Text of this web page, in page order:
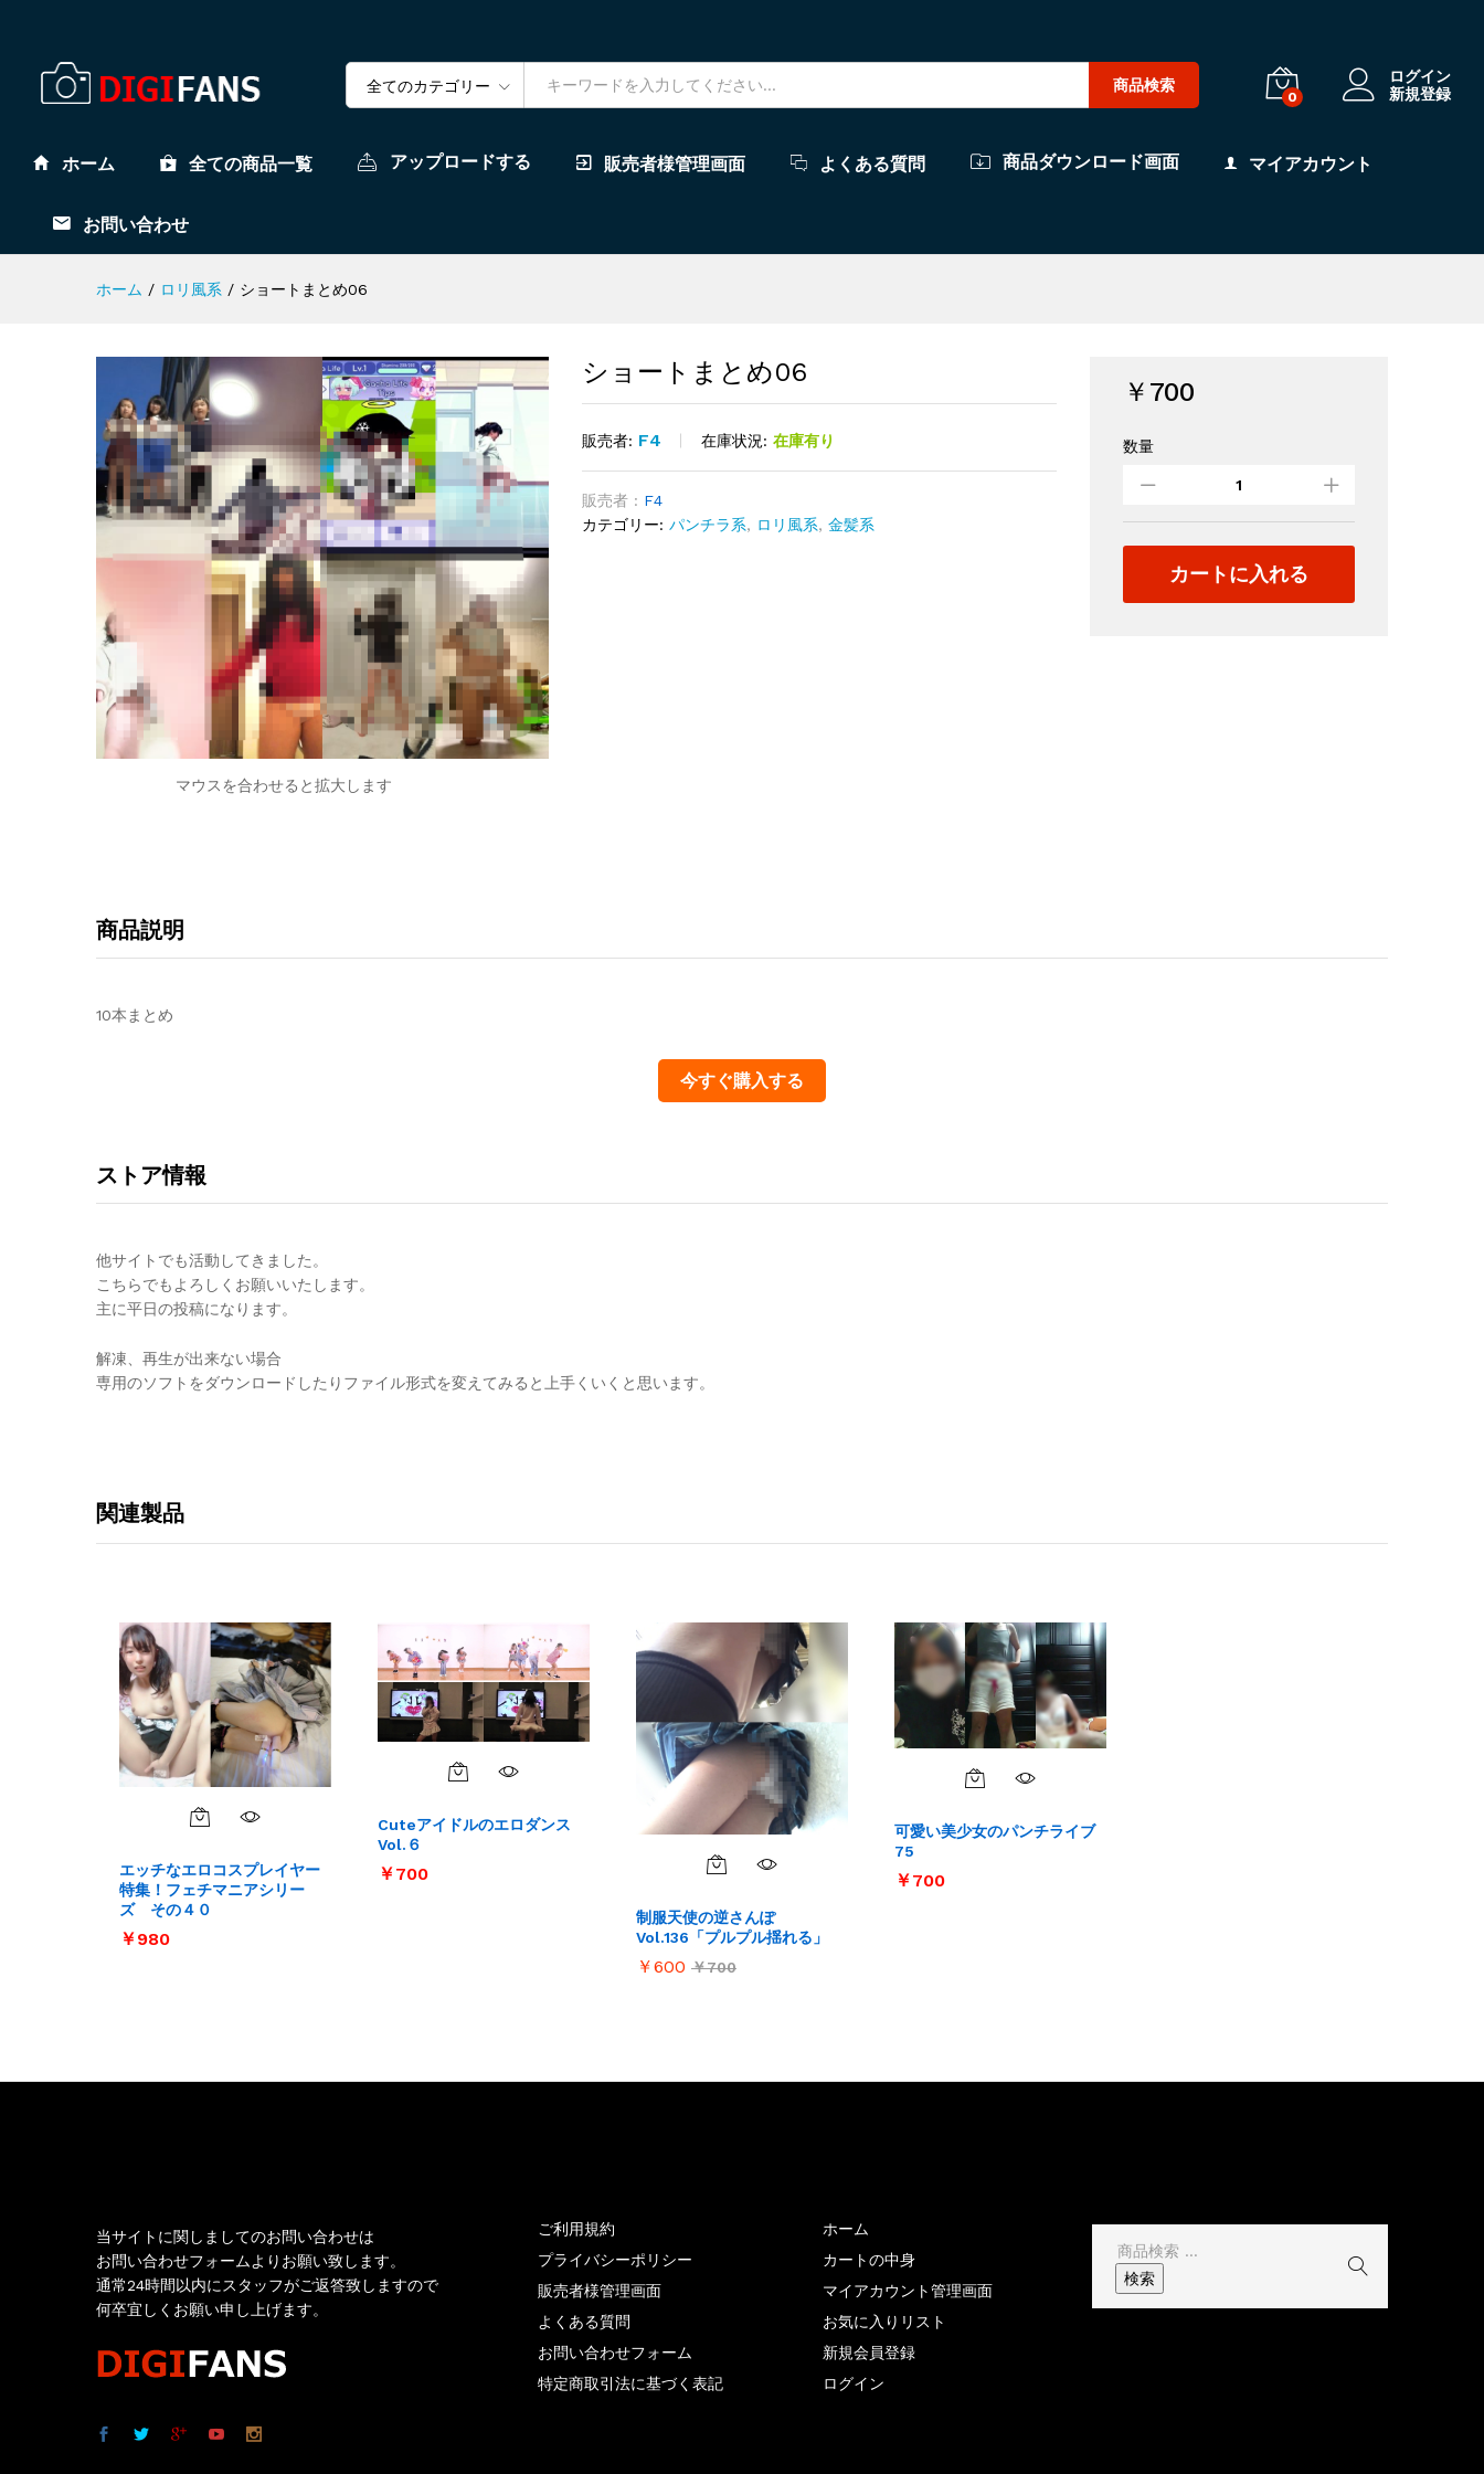
全てのカテゴリー 商品検索
0
ログイン
新規登録
ホーム 全ての商品一覧 アップロードする 販売者様管理画面 よくある質問 商品ダウンロード画面 マイアカウント
お問い合わせ
ホーム / ロリ風系 / ショートまとめ06
マウスを合わせると拡大します
ショートまとめ06
販売者: F4 在庫状況: 在庫有り
販売者 : F4
カテゴリー: パンチラ系, ロリ風系, 金髪系
￥ 700
シ
ト
ま
数量
カートに入れる
商品説明
10本まとめ
今すぐ購入する
ストア情報
他サイトでも活動してきました。
こちらでもよろしくお願いいたします。
主に平日の投稿になります。
解凍、再生が出来ない場合
専用のソフトをダウンロードしたりファイル形式を変えてみると上手くいくと思います。
関連製品
エッチなエロコスプレイヤー
特集！フェチマニアシリー
ズ その４０
￥980
￥980
Cuteアイドルのエロダンス
Vol.６
￥700
￥700
制服天使の逆さんぽ
Vol.136「プルプル揺れる」
￥600 ￥700
￥600 ￥700
可愛い美少女のパンチライブ
75
￥700
￥700
当サイトに関しましてのお問い合わせは
お問い合わせフォームよりお願い致します。
通常24時間以内にスタッフがご返答致しますので
何卒宜しくお願い申し上げます。
ご利用規約
プライバシーポリシー
販売者様管理画面
よくある質問
お問い合わせフォーム
特定商取引法に基づく表記
ホーム
カートの中身
マイアカウント管理画面
お気に入りリスト
新規会員登録
ログイン
検
索
結
検索